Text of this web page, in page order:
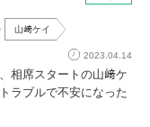
山﨑ケイ
2023.04.14
相席スタートの山﨑ケ
ラブルで不安になった